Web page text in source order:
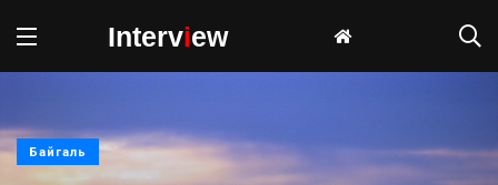
Interview
Байгаль